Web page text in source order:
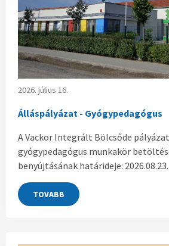
2026. július 16.
Álláspályázat - Gyógypedagógus
A Vackor Integrált Bölcsőde
gyógypedagógus munkakör
benyújtásának határideje: 2026.08.23.
TOVABB